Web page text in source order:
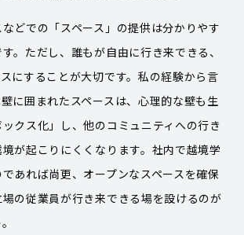
どでの「スペース」の提供は分かりやす
。ただし、誰もが自由に行き来できる、
にすることが大切です。私の経験から言
に囲まれたスペースは、心理的な壁も生
クス化」し、他のコミュニティへの行き
が起こりにくくなります。社内で越境学
あれば尚更、オープンなスペースを確保
の従業員が行き来できる場を設けるのが